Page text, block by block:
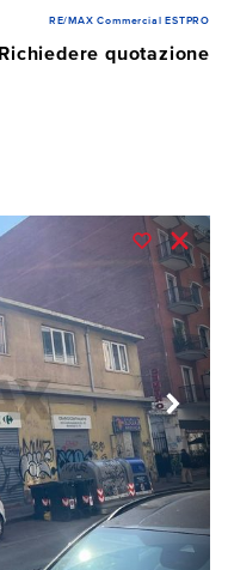
RE/MAX Commercial ESTPRO
Richiedere quotazione